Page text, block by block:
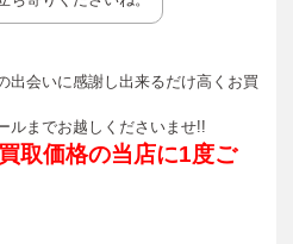
出会いに感謝し出来るだけ高くお買
ルまでお越しくださいませ!!
取価格の当店に1度ご